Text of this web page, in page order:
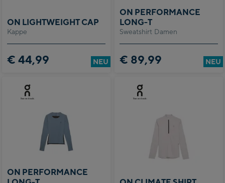
Kappe
ON LIGHTWEIGHT CAP
€ 44,99 NEU
Sweatshirt Damen
ON PERFORMANCE
LONG-T
€ 89,99 NEU
ON PERFORMANCE